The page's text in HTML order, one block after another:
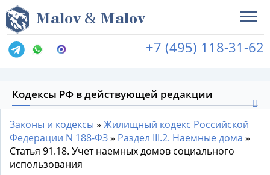
Malov & Malov
+7 (495) 118-31-62
Кодексы РФ в действующей редакции
Законы и кодексы » Жилищный кодекс Российской
Федерации N 188-ФЗ» Раздел III.2. Наемные дома »
Статья 91.18. Учет наемных домов социального
использования